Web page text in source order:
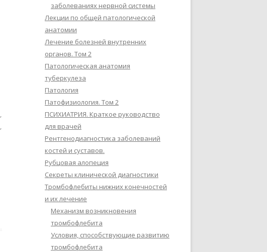
,
,
заболеваниях нервной системы
Лекции по общей патологической
анатомии
Лечение болезней внутренних
органов. Том 2
Патологическая анатомия
туберкулеза
Патология
Патофизиология. Том 2
ПСИХИАТРИЯ. Краткое руководство
для врачей
Рентгенодиагностика заболеваний
костей и суставов.
Рубцовая алопеция
Секреты клинической диагностики
Тромбофлебиты нижних конечностей
и их лечение
Механизм возникновения
тромбофлебита
Условия, способствующие развитию
тромбофлебита